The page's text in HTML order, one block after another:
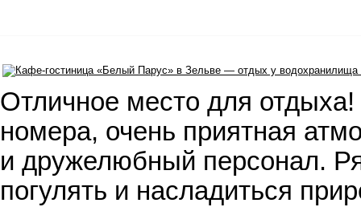
Отличное место для
номера, очень приятная
и дружелюбный персонал.
погулять и насладиться